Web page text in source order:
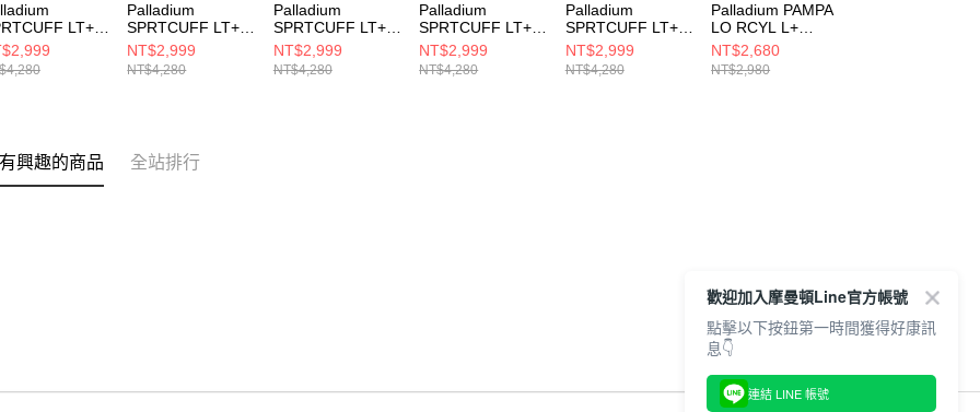
LT+
WP+~DARK
男女 休閒鞋
Palladium
SPRTCUFF LT+
VPR WP+~TAUPE
男女 休閒鞋
74068062
NT$2,999
NT$4,280
Palladium
SPRTCUFF LT+
VPR WP+~ASH
WOOD 男女 休閒
鞋 74068289
NT$2,999
NT$4,280
Palladium
SPRTCUFF LT+
VPR
WP+~CREAM
WHITE 男女 休閒
NT$2,999
NT$4,280
Palladium
SPRTCUFF LT+
VPR WP+~DARK
KAKI 男女 休閒鞋
74068376
NT$2,999
NT$4,280
Palladium PAMPA
LO RCYL L+
WP+~TITANIUM
男女 休閒鞋 灰
79145011
NT$2,680
NT$2,980
興趣的商品 全站排行
歡迎加入摩曼頓Line官方帳號
點擊以下按鈕第一時間獲得好康訊
息👇
連結 LINE 帳號